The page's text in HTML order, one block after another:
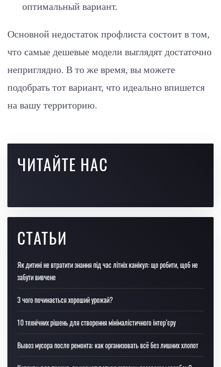
оптимальный вариант.
Основной недостаток профлиста состоит в том,
что самые дешевые модели выглядят достаточно
неприглядно. В то же время, вы можете
подобрать тот вариант, что идеально впишется
на вашу территорию.
ЧИТАЙТЕ НАС
СТАТЬИ
Як дитині не втратити знання під час літніх канікул: що робити, щоб не
забути вивчене
З чого починається хороший урожай?
10 технічних рішень для створення мінімалістичного інтер’єру
Вывоз мусора после ремонта: как организовать всё без лишних хлопот